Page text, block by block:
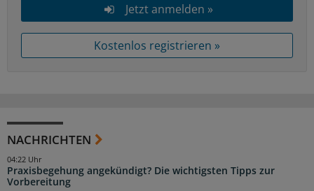
Jetzt anmelden »
Kostenlos registrieren »
NACHRICHTEN
Praxisbegehung angekündigt? Die wichtigsten Tipps zur
Vorbereitung
04:22 Uhr